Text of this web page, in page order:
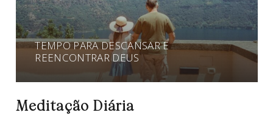
TEMPO PARA DESCANSAR E
REENCONTRAR DEUS
Meditação Diária